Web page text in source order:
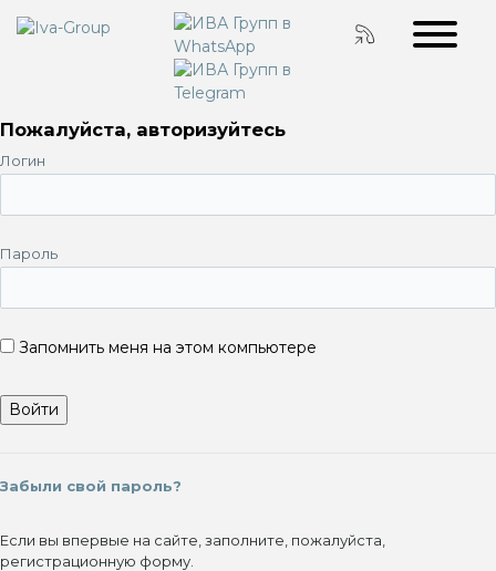
Пожалуйста, авторизуйтесь
Логин
Пароль
Запомнить меня на этом компьютере
Забыли свой пароль?
Если вы впервые на сайте, заполните, пожалуйста,
регистрационную форму.